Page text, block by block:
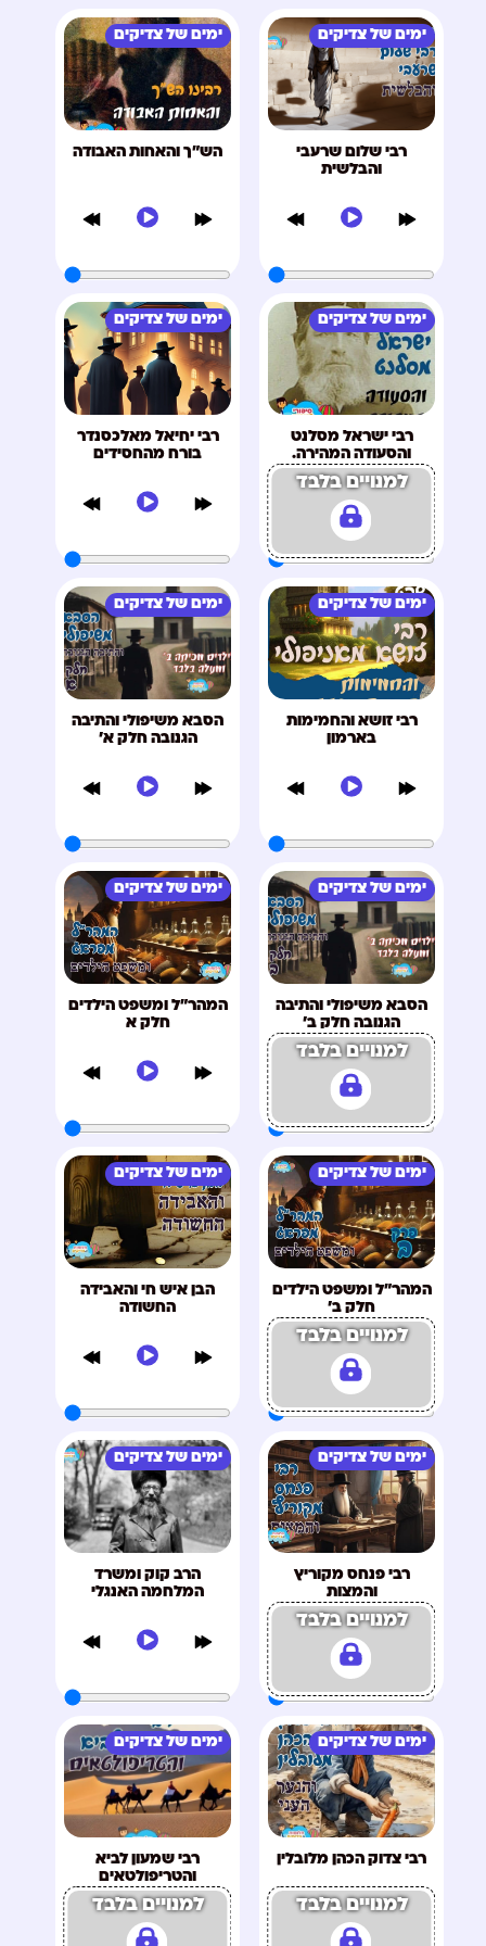
ימים של צדיקים
רבי שלום שרעבי
והבלשית
ימים של צדיקים
הש"ך והאחות האבודה
ימים של צדיקים
רבי ישראל מסלנט
והסעודה המהירה.
למנויים בלבד
ימים של צדיקים
רבי יחיאל מאלכסנדר
בורח מהחסידים
ימים של צדיקים
רבי זושא והחמימות
בארמון
ימים של צדיקים
הסבא משיפולי והתיבה
הגנובה חלק א'
ימים של צדיקים
הסבא משיפולי והתיבה
הגנובה חלק ב'
למנויים בלבד
ימים של צדיקים
המהר"ל ומשפט הילדים
חלק א
ימים של צדיקים
המהר"ל ומשפט הילדים
חלק ב'
למנויים בלבד
ימים של צדיקים
הבן איש חי והאבידה
החשודה
ימים של צדיקים
רבי פנחס מקוריץ
והמצות
למנויים בלבד
ימים של צדיקים
הרב קוק ומשרד
המלחמה האנגלי
ימים של צדיקים
רבי צדוק הכהן מלובלין
למנויים בלבד
ימים של צדיקים
רבי שמעון לביא
והטריפולטאים
למנויים בלבד